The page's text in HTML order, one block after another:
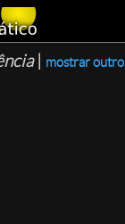
|
mostrar outro